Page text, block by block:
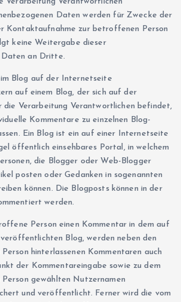
Daten werden für Zwecke der
Kontaktaufnahme zur betroffenen Person
keine Weitergabe dieser
Daten an Dritte.
Blog auf der Internetseite
auf einem Blog, der sich auf der
Verarbeitung Verantwortlichen befindet,
Kommentare zu einzelnen Blog-
Ein Blog ist ein auf einer Internetseite
öffentlich einsehbares Portal, in welchem
die Blogger oder Web-Blogger
posten oder Gedanken in sogenannten
können. Die Blogposts können in der
werden.
Person einen Kommentar in dem auf
Blog, werden neben den
hinterlassenen Kommentaren auch
der Kommentareingabe sowie zu dem
gewählten Nutzernamen
und veröffentlicht. Ferner wird die vom